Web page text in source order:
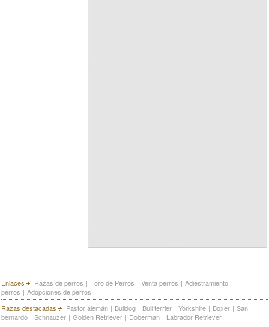
Enlaces Razas de perros | Foro de Perros | Venta perros | Adiestramiento
perros | Adopciones de perros
Razas destacadas
Pastor alemán | Bulldog | Bull terrier | Yorkshire | Boxer | San
bernardo | Schnauzer | Golden Retriever | Doberman | Labrador Retriever